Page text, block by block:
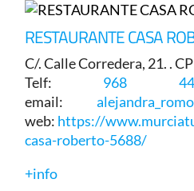
RESTAURANTE CASA
C/. Calle Corredera, 21. .
Telf: 968
email:
web: https://
casa-roberto-5688/
+info